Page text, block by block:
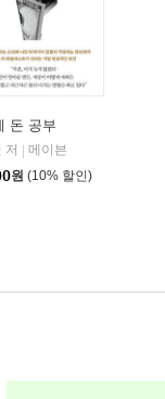
돈 공부
저 | 메이븐
원 (10% 할인)